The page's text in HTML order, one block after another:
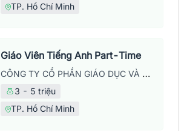
TP. Hồ Chí Minh
Giáo Viên Tiếng Anh Part-Time
CÔNG TY CỔ PHẦN GIÁO DỤC VÀ NĂNG LƯỢNG ĐÔNG ĐÔ
3 - 5 triệu
TP. Hồ Chí Minh